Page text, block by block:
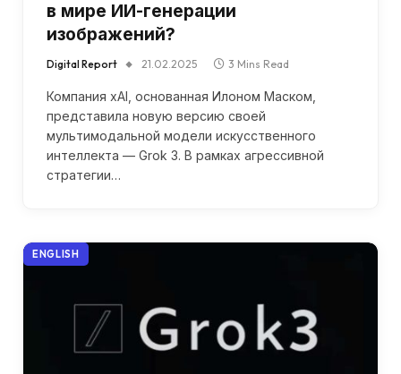
в мире ИИ-генерации
изображений?
Digital Report 21.02.2025 3 Mins Read
Компания xAI, основанная Илоном Маском,
представила новую версию своей
мультимодальной модели искусственного
интеллекта — Grok 3. В рамках агрессивной
стратегии…
ENGLISH